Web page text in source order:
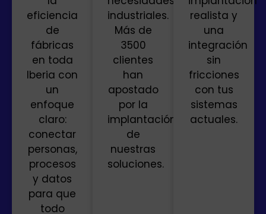
eficiencia
de
fábricas
en toda
Iberia con
un
enfoque
claro:
conectar
personas,
procesos
y datos
para que
todo
industriales.
Más de
3500
clientes
han
apostado
por la
implantación
de
nuestras
soluciones.
realista y
una
integración
sin
fricciones
con tus
sistemas
actuales.